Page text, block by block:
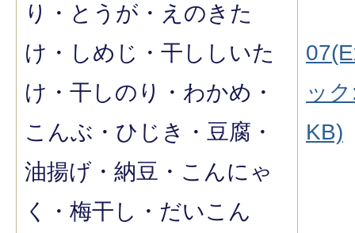
り・とうが・えのきた
け・しめじ・干ししいた
け・干しのり・わかめ・
こんぶ・ひじき・豆腐・
油揚げ・納豆・こんにゃ
く・梅干し・だいこん
ッ
KB)